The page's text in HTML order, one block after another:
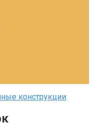
конструкции